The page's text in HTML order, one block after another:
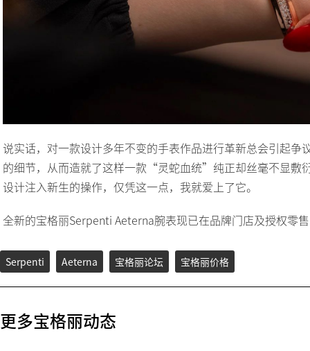
说实话，对一款设计多年不变的手表作品进行革新总会引起
的细节，从而造就了这样一款“灵蛇血统”纯正却丝毫不显敷
设计注入新生的操作，仅凭这一点，我就爱上了它。
全新的宝格丽Serpenti Aeterna腕表现已在品牌门店及授权零
Serpenti Aeterna 宝格丽论坛 宝格丽价格
更多宝格丽动态